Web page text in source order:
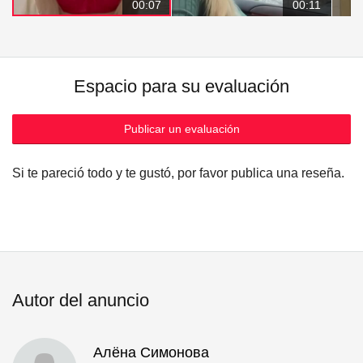
00:07 00:11
Espacio para su evaluación
Publicar un evaluación
Si te pareció todo y te gustó, por favor publica una reseña.
Autor del anuncio
Алёна Симонова